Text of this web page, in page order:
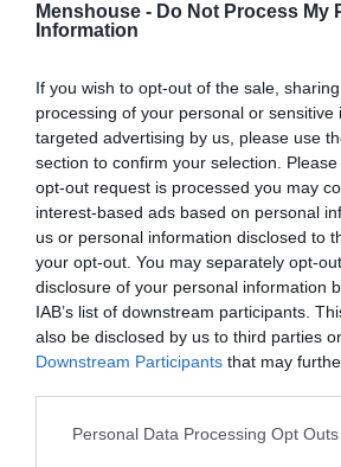
Menshouse - Do Not Process My
Information
If you wish to opt-out of the sale,
processing of your personal or sensitive
targeted advertising by us, please use
section to confirm your selection.
opt-out request is processed you may
interest-based ads based on personal
us or personal information disclosed to
your opt-out. You may separately opt-
disclosure of your personal information
IAB’s list of downstream participants.
also be disclosed by us to third parties
Downstream Participants that may
Personal Data Processing Opt Outs
Ζορζίνιο / Ιταλία
ΟΛουτσιάνο Σπαλέτιπερίμενε
από τουςΝτι Λορέντσο, Σκαμάκα).
ιδιαίτερο ατομικό ταλέντο, ήταν